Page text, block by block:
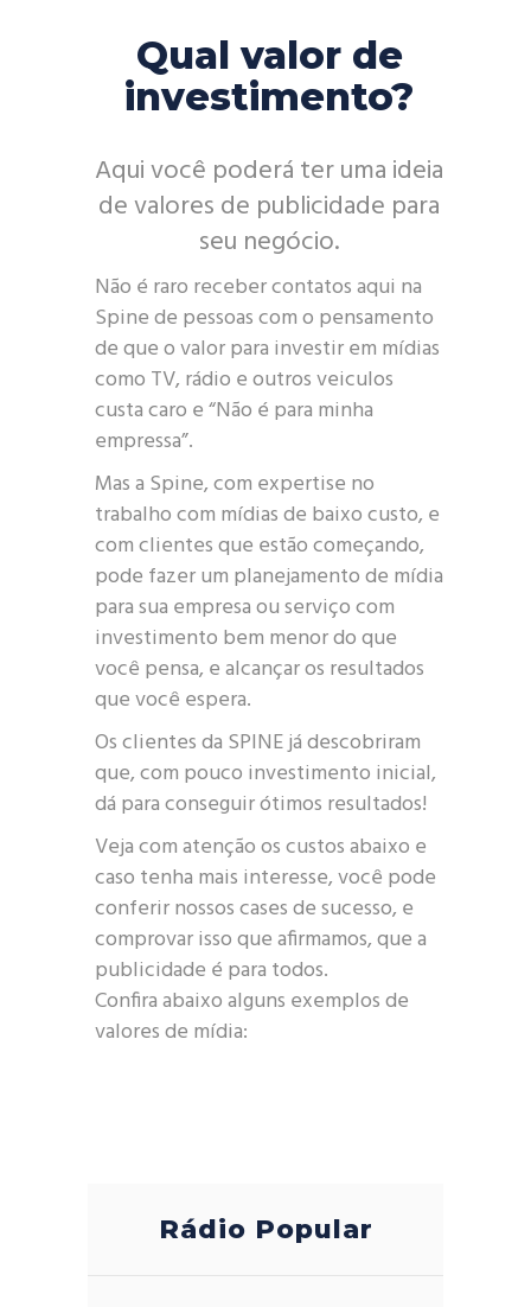
Qual valor de
investimento?
Aqui você poderá ter uma ideia
de valores de publicidade para
seu negócio.
Não é raro receber contatos aqui na
Spine de pessoas com o pensamento
de que o valor para investir em mídias
como TV, rádio e outros veiculos
custa caro e “Não é para minha
empressa”.
Mas a Spine, com expertise no
trabalho com mídias de baixo custo, e
com clientes que estão começando,
pode fazer um planejamento de mídia
para sua empresa ou serviço com
investimento bem menor do que
você pensa, e alcançar os resultados
que você espera.
Os clientes da SPINE já descobriram
que, com pouco investimento inicial,
dá para conseguir ótimos resultados!
Veja com atenção os custos abaixo e
caso tenha mais interesse, você pode
conferir nossos cases de sucesso, e
comprovar isso que afirmamos, que a
publicidade é para todos.
Confira abaixo alguns exemplos de
valores de mídia:
Rádio Popular